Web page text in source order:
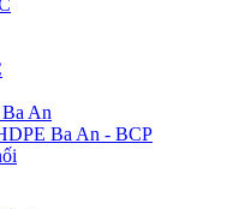
An
Ba An - BCP